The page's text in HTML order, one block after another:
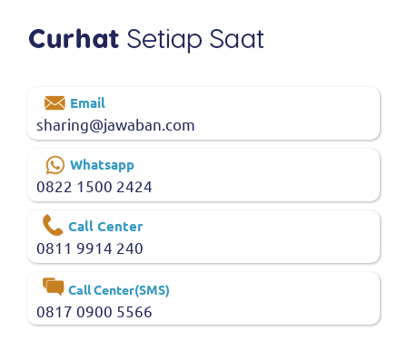
Email
sharing@jawaban.com
Whatsapp
0822 1500 2424
Call Center
0811 9914 240
Call Center(SMS)
0817 0900 5566